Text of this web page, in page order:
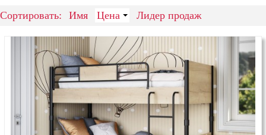
Сортировать: Имя Цена Лидер продаж